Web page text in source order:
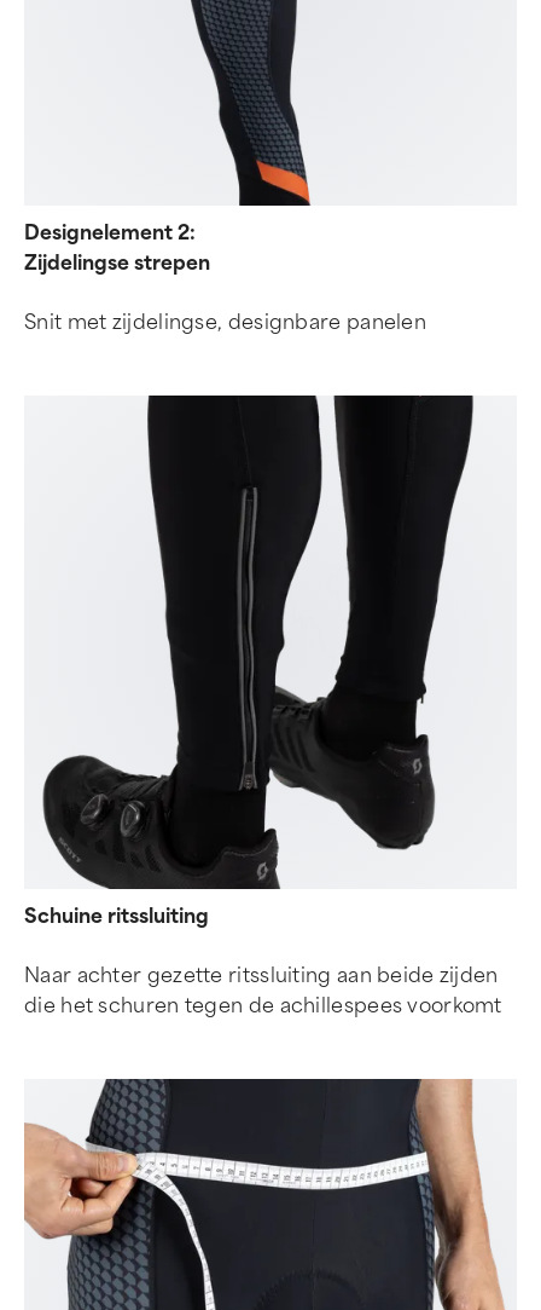
Designelement 2:
Zijdelingse strepen
Snit met zijdelingse, designbare panelen
Schuine ritssluiting
Naar achter gezette ritssluiting aan beide zijden
die het schuren tegen de achillespees voorkomt